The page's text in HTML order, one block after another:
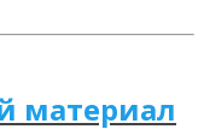
материал